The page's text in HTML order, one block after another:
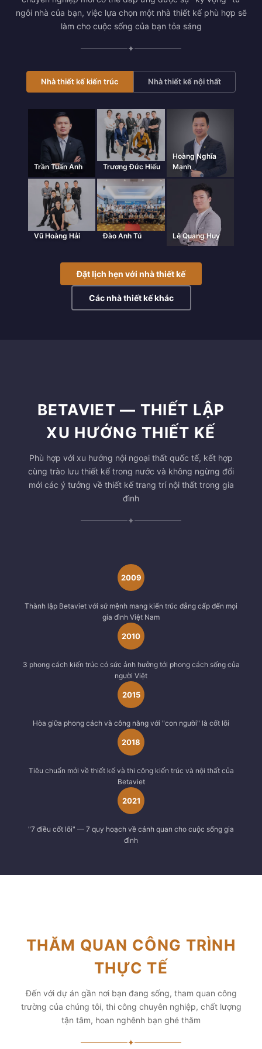
ngôi nhà của bạn, việc lựa chọn một nhà thiết kế phù hợp sẽ
làm cho cuộc sống của bạn tỏa sáng
✦
Nhà thiết kế kiến trúc Nhà thiết kế nội thất
Trần Tuấn Anh Trương Đức Hiếu
Hoàng Nghĩa
Mạnh
Vũ Hoàng Hải Đào Anh Tú Lê Quang Huy
Đặt lịch hẹn với nhà thiết kế
Các nhà thiết kế khác
BETAVIET — THIẾT LẬP
XU HƯỚNG THIẾT KẾ
Phù hợp với xu hướng nội ngoại thất quốc tế, kết hợp
cùng trào lưu thiết kế trong nước và không ngừng đổi
mới các ý tưởng về thiết kế trang trí nội thất trong gia
đình
✦
2009
Thành lập Betaviet với sứ mệnh mang kiến trúc đẳng cấp đến mọi
gia đình Việt Nam
2010
3 phong cách kiến trúc có sức ảnh hưởng tới phong cách sống của
người Việt
2015
Hòa giữa phong cách và công năng với "con người" là cốt lõi
2018
Tiêu chuẩn mới về thiết kế và thi công kiến trúc và nội thất của
Betaviet
2021
"7 điều cốt lõi" — 7 quy hoạch về cảnh quan cho cuộc sống gia
đình
THĂM QUAN CÔNG TRÌNH
THỰC TẾ
Đến với dự án gần nơi bạn đang sống, tham quan công
trường của chúng tôi, thi công chuyên nghiệp, chất lượng
tận tâm, hoan nghênh bạn ghé thăm
✦